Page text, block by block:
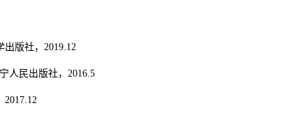
版社，2019.12
人民出版社，2016.5